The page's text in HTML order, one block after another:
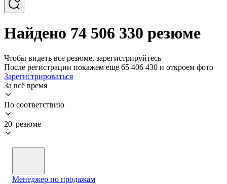
Найдено 74 506 330 резюме
Чтобы видеть все резюме, зарегистрируйтесь
После регистрации покажем ещё 65 406 430 и откроем фото
Зарегистрироваться
За всё время
По соответствию
20 резюме
Менеджер по продажам